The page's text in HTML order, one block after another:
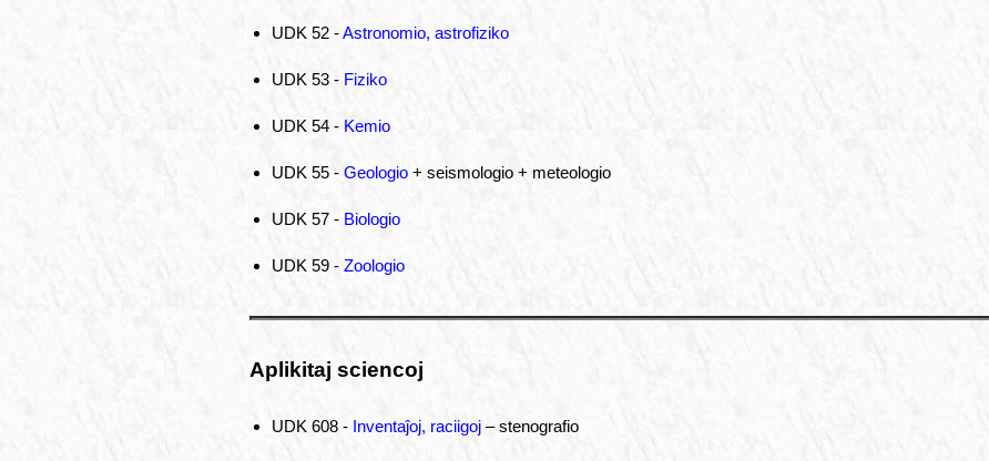
UDK 52 -Astronomio, astrofiziko
UDK 53 - Fiziko
UDK 54 - Kemio
UDK 55 - Geologio + seismologio + meteologio
UDK 57 - Biologio
UDK 59 - Zoologio
Aplikitaj sciencoj
UDK 608 - Inventaĵoj, raciigoj – stenografio